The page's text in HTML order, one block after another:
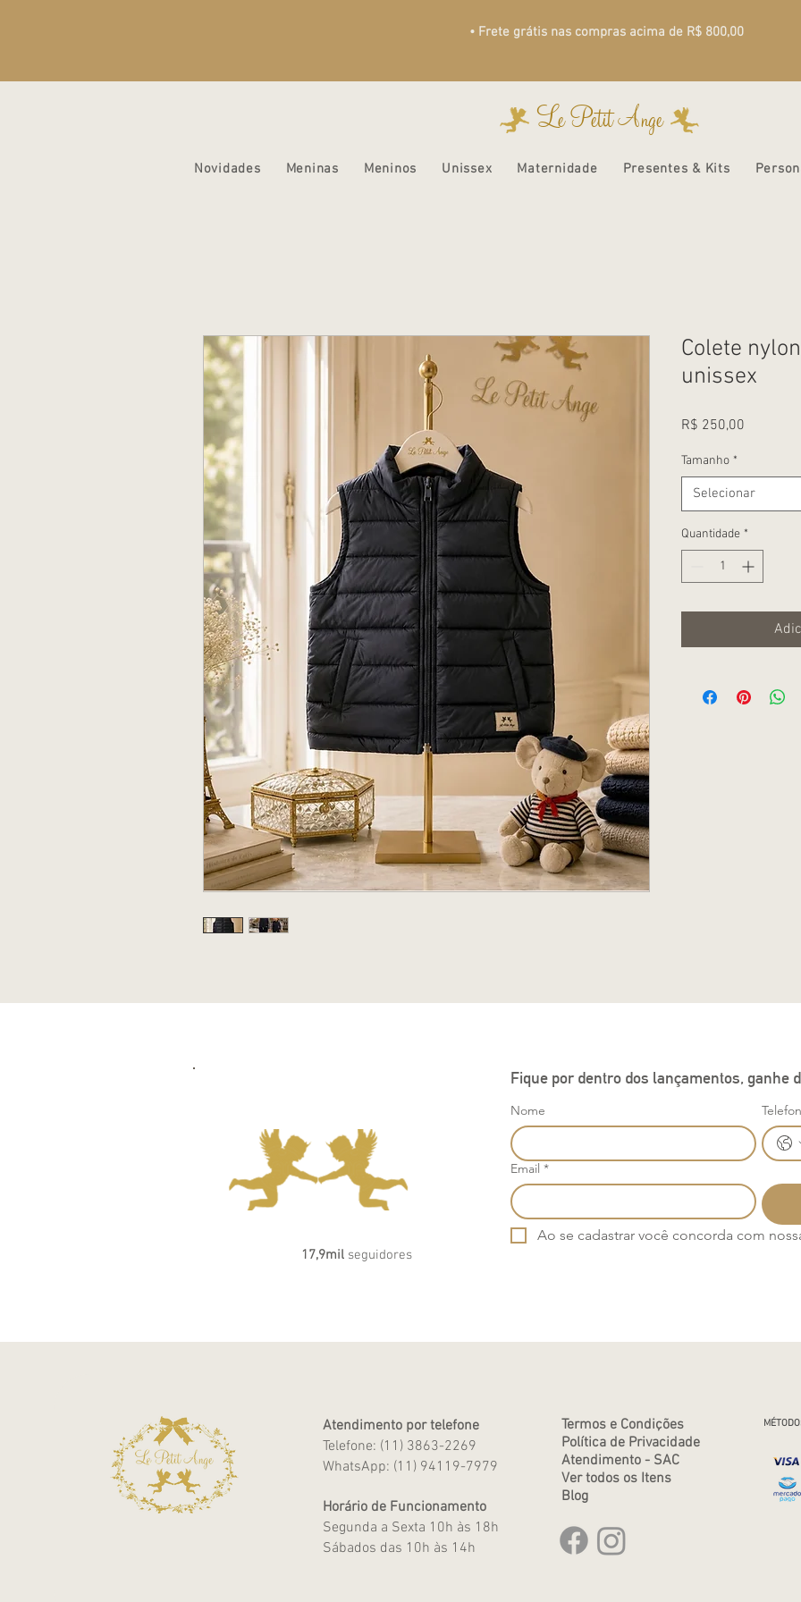
• Frete grátis nas compras acima de R$ 800,00
Le Petit Ange
Novidades Meninas Meninos Unissex Maternidade Presentes & Kits
Colete
unissex
R$ 250,00
Tamanho *
Selecionar
Quantidade *
17,9mil seguidores
Fique por dentro dos lançamentos, ganhe
Nome
Email *
Ao se cadastrar você concorda com
Atendimento por telefone
Telefone: (11) 3863-2269
WhatsApp: (11) 94119-7979
Horário de Funcionamento
Segunda a Sexta 10h às 18h
Sábados das 10h às 14h
Termos e Condições
Política de Privacidade
Atendimento - SAC
Ver todos os Itens
Blog